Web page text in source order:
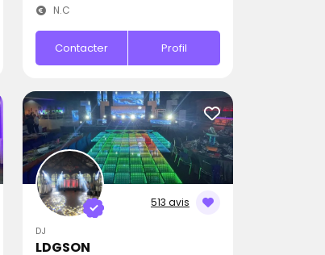
N.C
Contacter Profil
513 avis
DJ
LDGSON